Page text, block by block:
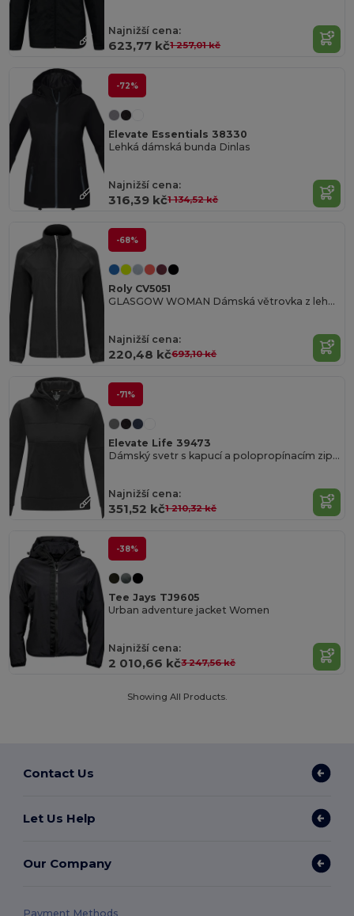
Najnižší cena:
623,77 kč1 257,01 kč
-72%
Elevate Essentials 38330
Lehká dámská bunda Dinlas
Najnižší cena:
316,39 kč1 134,52 kč
-68%
Roly CV5051
GLASGOW WOMAN Dámská větrovka z lehké funkční látky
Najnižší cena:
220,48 kč693,10 kč
-71%
Elevate Life 39473
Dámský svetr s kapucí a polopropínacím zipem Sayan
Najnižší cena:
351,52 kč1 210,32 kč
-38%
Tee Jays TJ9605
Urban adventure jacket Women
Najnižší cena:
2 010,66 kč3 247,56 kč
Showing All Products.
Contact Us
Let Us Help
Our Company
Payment Methods